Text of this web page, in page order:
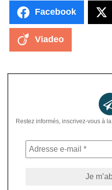
Facebook
Viadeo
Restez informés, inscrivez-vous à la